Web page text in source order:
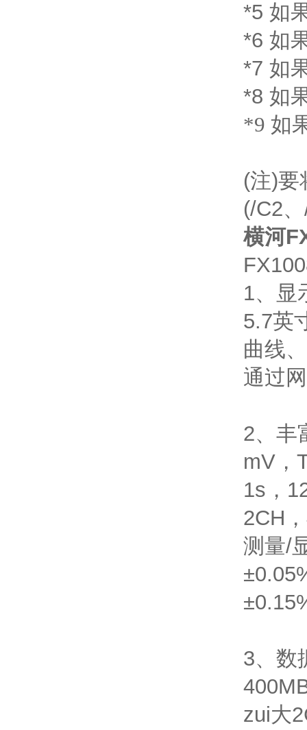
*5 如
*6 如
*7 如
*8 如
*9 如
(注)要
(/C2
横河
1、显
5.7英
曲线
通过
2、丰
mV，
1s，
2CH
测量/
3、数
zui大